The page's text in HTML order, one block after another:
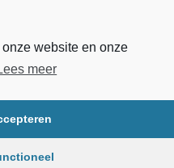
website en onze
meer
| Ontwikkeld door